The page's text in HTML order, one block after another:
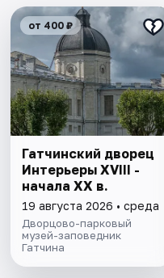
от 400 ₽
Гатчинский дворец
Интерьеры ХVIII -
начала ХХ в.
19 августа 2026 • среда
Дворцово-парковый
музей-заповедник
Гатчина